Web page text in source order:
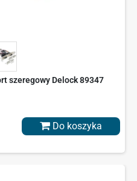
szeregowy Delock 89347
Do koszyka